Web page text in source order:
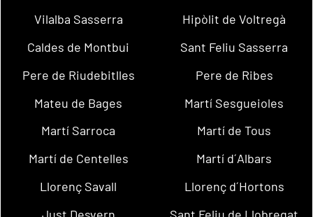
Vilalba Sasserra
Hipòlit de Voltregà
Caldes de Montbui
Sant Feliu Sasserra
Pere de Riudebitlles
Pere de Ribes
Mateu de Bages
Martí Sesgueioles
Martí Sarroca
Martí de Tous
Martí de Centelles
Martí d´Albars
Llorenç Savall
Llorenç d´Hortons